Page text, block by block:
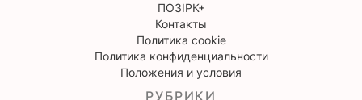
ПОЗІРК+
Контакты
Политика cookie
Политика конфиденциальности
Положения и условия
РУБРИКИ